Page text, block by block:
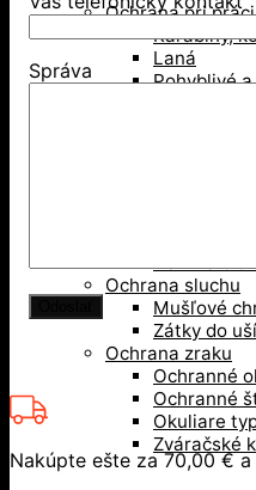
Ochrana pri
Karabíny,
Laná
Pohyblivé
Revízie
Ochrana sluchu
Mušľové
Zátky do uší
Ochrana zraku
Ochranné
Ochranné
Okuliare
Zváračské
Správa
Nakúpte ešte za70,00€a